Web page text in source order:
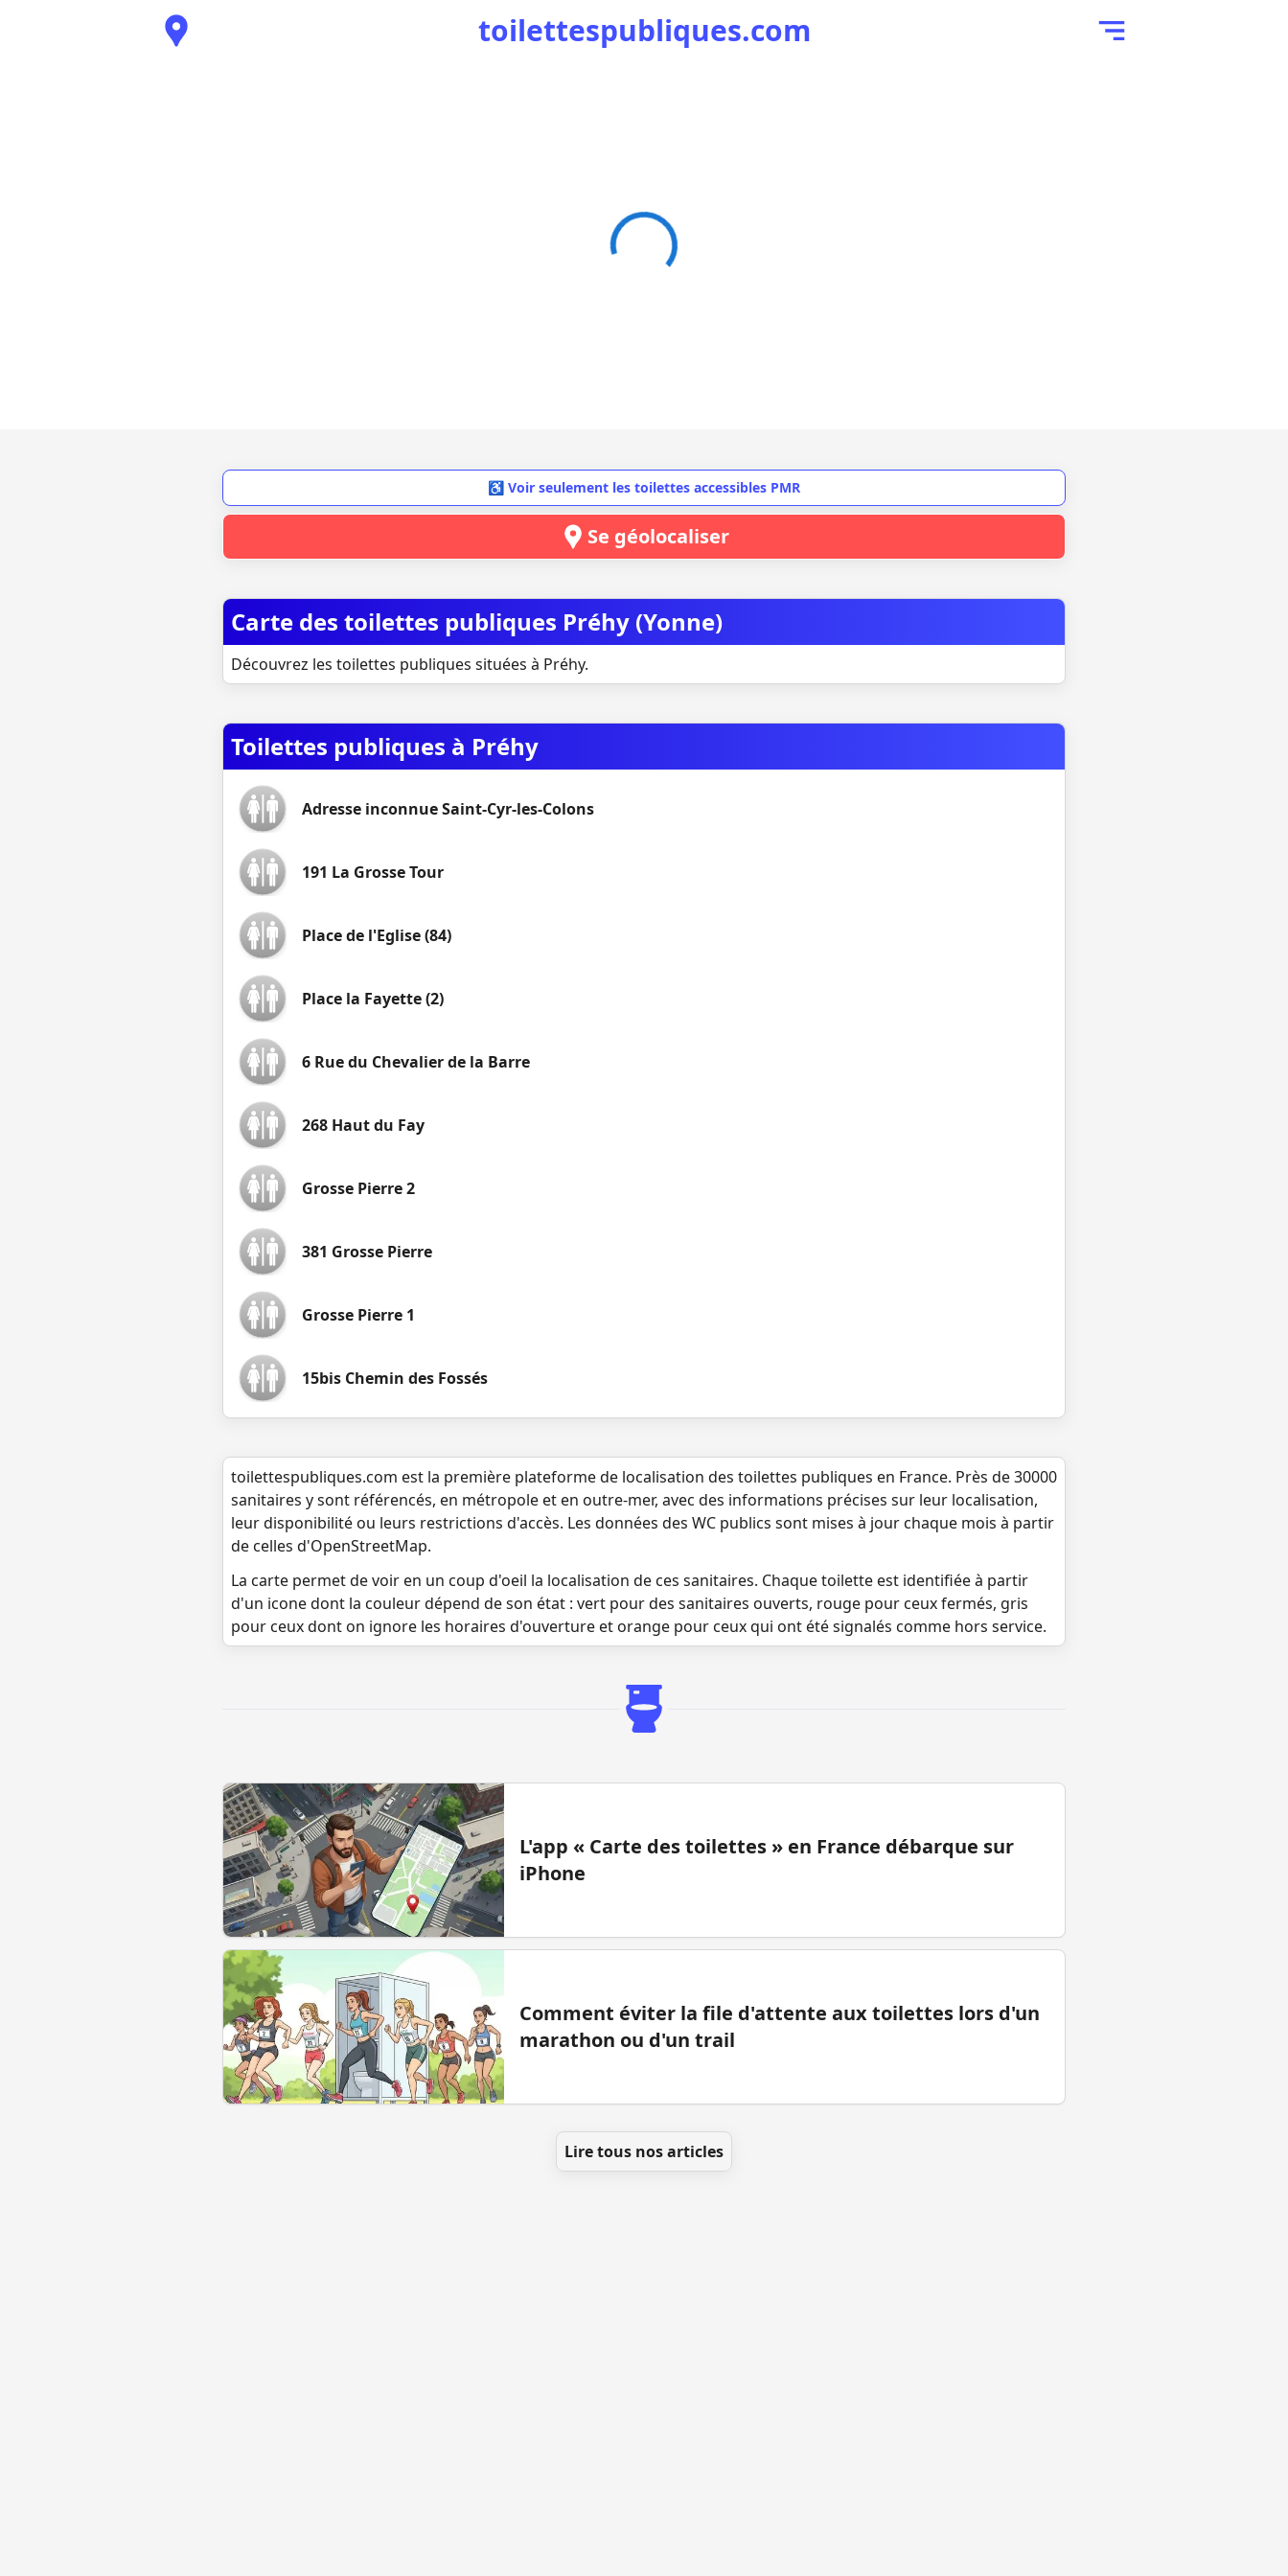
toilettespubliques.com
♿ Voir seulement les toilettes accessibles PMR
Se géolocaliser
Carte des toilettes publiques Préhy (Yonne)
Découvrez les toilettes publiques situées à Préhy.
Toilettes publiques à Préhy
Adresse inconnue Saint-Cyr-les-Colons
191 La Grosse Tour
Place de l'Eglise (84)
Place la Fayette (2)
6 Rue du Chevalier de la Barre
268 Haut du Fay
Grosse Pierre 2
381 Grosse Pierre
Grosse Pierre 1
15bis Chemin des Fossés
toilettespubliques.com est la première plateforme de localisation des toilettes publiques en France. Près de 30000
sanitaires y sont référencés, en métropole et en outre-mer, avec des informations précises sur leur localisation,
leur disponibilité ou leurs restrictions d'accès. Les données des WC publics sont mises à jour chaque mois à partir
de celles d'OpenStreetMap.
La carte permet de voir en un coup d'oeil la localisation de ces sanitaires. Chaque toilette est identifiée à partir
d'un icone dont la couleur dépend de son état : vert pour des sanitaires ouverts, rouge pour ceux fermés, gris
pour ceux dont on ignore les horaires d'ouverture et orange pour ceux qui ont été signalés comme hors service.
L'app « Carte des toilettes » en France débarque sur
iPhone
Comment éviter la file d'attente aux toilettes lors d'un
marathon ou d'un trail
Lire tous nos articles